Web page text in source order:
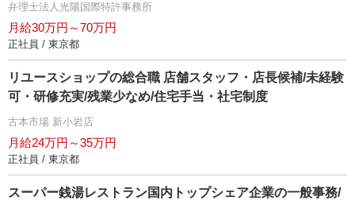
弁理士法人光陽国際特許事務所
月給30万円～70万円
正社員 / 東京都
リユースショップの総合職 店舗スタッフ・店長候補/未経験
可・研修充実/残業少なめ/住宅手当・社宅制度
古本市場 新小岩店
月給24万円～35万円
正社員 / 東京都
スーパー銭湯レストラン国内トップシェア企業の一般事務/